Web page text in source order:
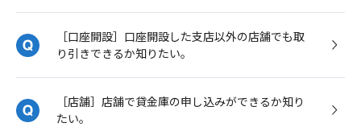
［口座開設］口座開設した支店以外の店舗でも取
り引きできるか知りたい。
［店舗］店舗で貸金庫の申し込みができるか知り
たい。